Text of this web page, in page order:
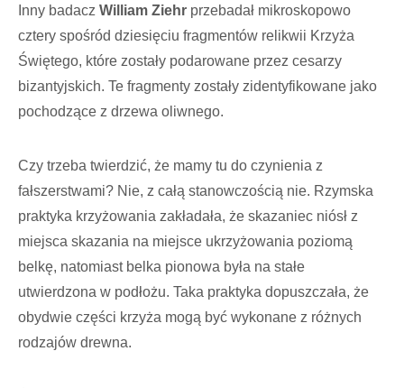
Inny badacz William Ziehr przebadał mikroskopowo
cztery spośród dziesięciu fragmentów relikwii Krzyża
Świętego, które zostały podarowane przez cesarzy
bizantyjskich. Te fragmenty zostały zidentyfikowane jako
pochodzące z drzewa oliwnego.
Czy trzeba twierdzić, że mamy tu do czynienia z
fałszerstwami? Nie, z całą stanowczością nie. Rzymska
praktyka krzyżowania zakładała, że skazaniec niósł z
miejsca skazania na miejsce ukrzyżowania poziomą
belkę, natomiast belka pionowa była na stałe
utwierdzona w podłożu. Taka praktyka dopuszczała, że
obydwie części krzyża mogą być wykonane z różnych
rodzajów drewna.